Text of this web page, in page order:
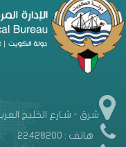
شرق - شـارع الخليج
هاتف : 22428200